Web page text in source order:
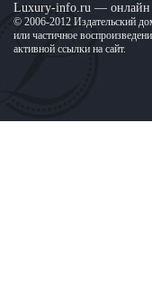
Luxury-info.ru — онлайн
© 2006-2012 Издательский
или частичное
активной ссылки на сайт.